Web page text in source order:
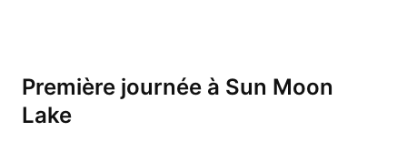
Première journée à Sun Moon
Lake